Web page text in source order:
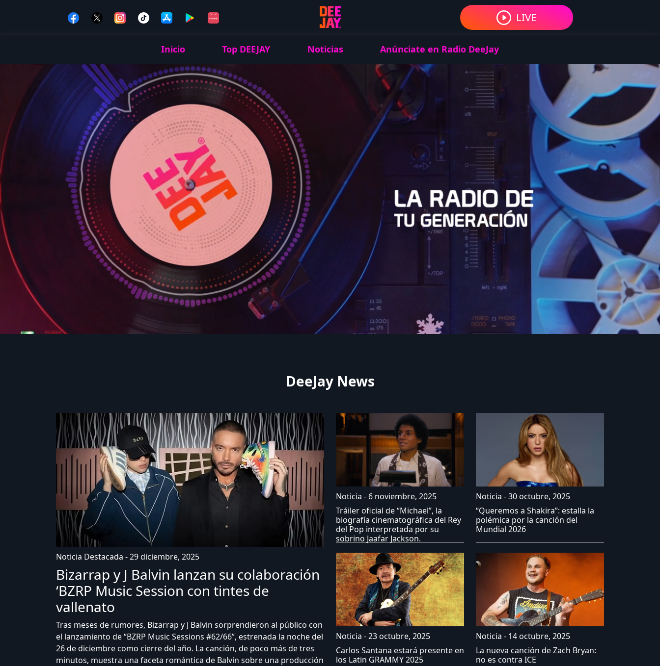
LIVE
Inicio Top DEEJAY Noticias Anúnciate en Radio DeeJay
DeeJay News
Noticia Destacada - 29 diciembre, 2025
Bizarrap y J Balvin lanzan su colaboración
‘BZRP Music Session con tintes de
vallenato
Tras meses de rumores, Bizarrap y J Balvin sorprendieron al público con
el lanzamiento de “BZRP Music Sessions #62/66”, estrenada la noche del
26 de diciembre como cierre del año. La canción, de poco más de tres
minutos, muestra una faceta romántica de Balvin sobre una producción
Noticia - 6 noviembre, 2025
Tráiler oficial de “Michael”, la
biografía cinematográfica del Rey
del Pop interpretada por su
sobrino Jaafar Jackson.
Noticia - 30 octubre, 2025
“Queremos a Shakira”: estalla la
polémica por la canción del
Mundial 2026
Noticia - 23 octubre, 2025
Carlos Santana estará presente en
los Latin GRAMMY 2025
Noticia - 14 octubre, 2025
La nueva canción de Zach Bryan:
no es contra ICE